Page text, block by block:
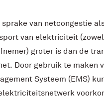
sprake van netcongestie
van elektriciteit
groter is dan de
Door gebruik te maken
Systeem (EMS)